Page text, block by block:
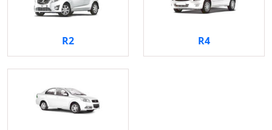
R2 R4